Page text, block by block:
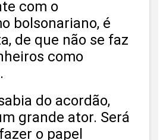
com o
bolsonariano, é
de que não se faz
como
do acordão,
grande ator. Será
o papel